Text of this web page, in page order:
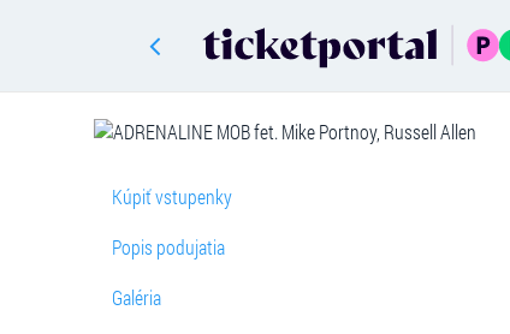
Kúpiť vstupenky
Popis podujatia
Galéria